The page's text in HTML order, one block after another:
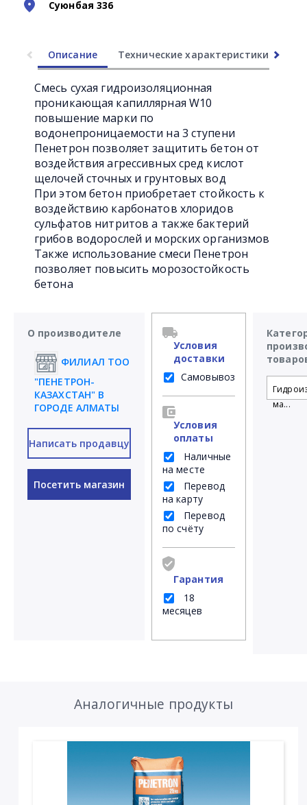
Суюнбая 336
Описание Технические характеристики
Смесь сухая гидроизоляционная
проникающая капиллярная W10
повышение марки по
водонепроницаемости на 3 ступени
Пенетрон позволяет защитить бетон от
воздействия агрессивных сред кислот
щелочей сточных и грунтовых вод
При этом бетон приобретает стойкость к
воздействию карбонатов хлоридов
сульфатов нитритов а также бактерий
грибов водорослей и морских организмов
Также использование смеси Пенетрон
позволяет повысить морозостойкость
бетона
О производителе
ФИЛИАЛ ТОО
"ПЕНЕТРОН-
КАЗАХСТАН" В
ГОРОДЕ АЛМАТЫ
Написать продавцу
Посетить магазин
Условия
доставки
Самовывоз
Условия
оплаты
Наличные
на месте
Перевод
на карту
Перевод
по счёту
Гарантия
18
месяцев
ма...
Аналогичные продукты